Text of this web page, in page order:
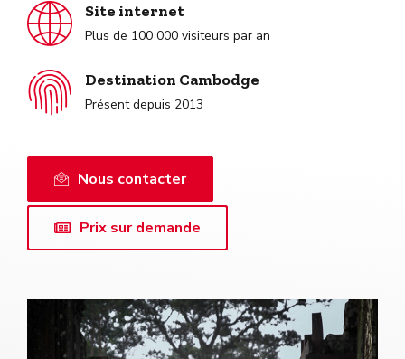
Site internet
Plus de 100 000 visiteurs par an
Destination Cambodge
Présent depuis 2013
Nous contacter
Prix sur demande